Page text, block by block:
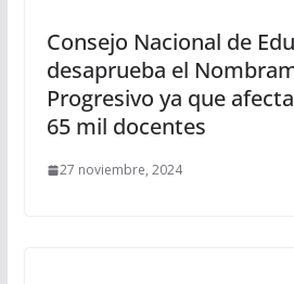
Consejo Nacional de
desaprueba el
Progresivo ya que
65 mil docentes
27 noviembre, 2024